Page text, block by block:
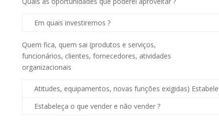
Em quais investiremos ?
Quem fica, quem sai (produtos e serviços,
funcionários, clientes, fornecedores, atividades
organizacionais
Atitudes, equipamentos, novas funções exigidas)
Estabeleça o que vender e não vender ?